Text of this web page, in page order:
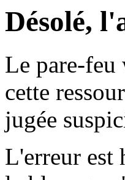
Désolé,
Le pare-feu
cette
jugée
L'erreur est